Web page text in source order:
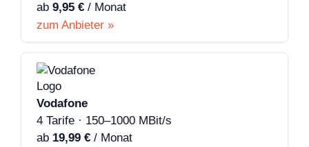
ab 9,95 € / Monat
zum Anbieter »
Vodafone
4 Tarife · 150–1000 MBit/s
ab 19,99 € / Monat